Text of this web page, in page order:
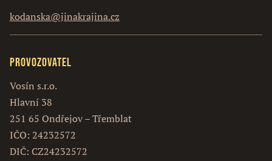
kodanska@jinakrajina.cz
Provozovatel
Vosín s.r.o.
Hlavní 38
251 65 Ondřejov – Třemblat
IČO: 24232572
DIČ: CZ24232572